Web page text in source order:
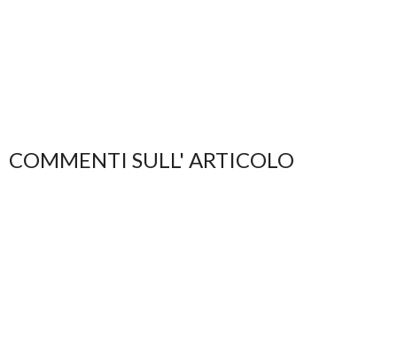
COMMENTI SULL' ARTICOLO